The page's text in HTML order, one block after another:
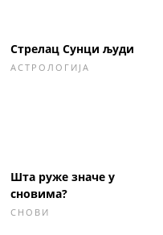
Стрелац Сунци људи
АСТРОЛОГИЈА
Шта руже значе у
сновима?
СНОВИ